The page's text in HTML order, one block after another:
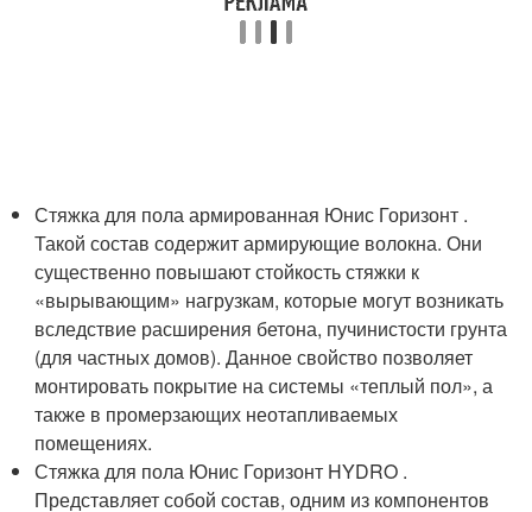
Стяжка для пола армированная Юнис Горизонт .
Такой состав содержит армирующие волокна. Они
существенно повышают стойкость стяжки к
«вырывающим» нагрузкам, которые могут возникать
вследствие расширения бетона, пучинистости грунта
(для частных домов). Данное свойство позволяет
монтировать покрытие на системы «теплый пол», а
также в промерзающих неотапливаемых
помещениях.
Стяжка для пола Юнис Горизонт HYDRO .
Представляет собой состав, одним из компонентов